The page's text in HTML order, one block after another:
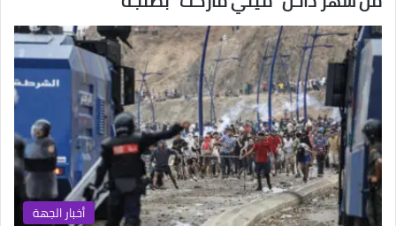
أخبار الجهة